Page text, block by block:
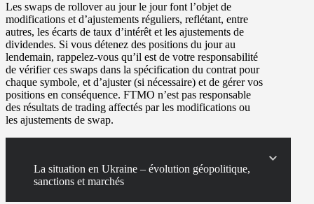
Les swaps de rollover au jour le jour font l’objet de
modifications et d’ajustements réguliers, reflétant, entre
autres, les écarts de taux d’intérêt et les ajustements de
dividendes. Si vous détenez des positions du jour au
lendemain, rappelez-vous qu’il est de votre responsabilité
de vérifier ces swaps dans la spécification du contrat pour
chaque symbole, et d’ajuster (si nécessaire) et de gérer vos
positions en conséquence. FTMO n’est pas responsable
des résultats de trading affectés par les modifications ou
les ajustements de swap.
La situation en Ukraine – évolution géopolitique,
sanctions et marchés